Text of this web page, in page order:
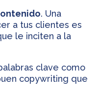
. Una
a tus clientes es
le inciten a la
clave como
copywriting que